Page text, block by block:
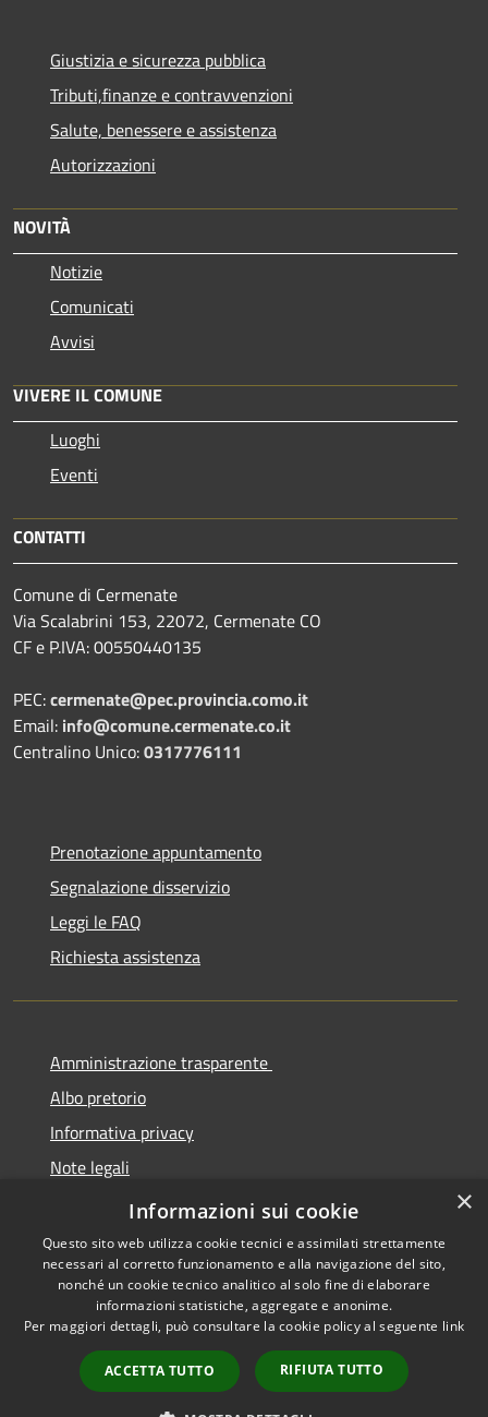
Giustizia e sicurezza pubblica
Tributi,finanze e contravvenzioni
Salute, benessere e assistenza
Autorizzazioni
NOVITÀ
Notizie
Comunicati
Avvisi
VIVERE IL COMUNE
Luoghi
Eventi
CONTATTI
Comune di Cermenate
Via Scalabrini 153, 22072, Cermenate CO
CF e P.IVA: 00550440135
PEC:cermenate@pec.provincia.como.it
Email: info@comune.cermenate.co.it
Centralino Unico:0317776111
Prenotazione appuntamento
Segnalazione disservizio
Leggi le FAQ
Richiesta assistenza
Amministrazione trasparente
Albo pretorio
Informativa privacy
Note legali
Dichiarazione di accessibilità
Accessibilità
Copyright © 2026 • Comune di
Cermenate • Powered by
Municipium•
Accesso
redazione
×
Informazioni sui cookie
Questo sito web utilizza cookie tecnici e assimilati strettamente
necessari al corretto funzionamento e alla navigazione del sito,
nonché un cookie tecnico analitico al solo fine di elaborare
informazioni statistiche, aggregate e anonime.
Per maggiori dettagli, può consultare la cookie policy al seguente link
ACCETTA TUTTO RIFIUTA TUTTO